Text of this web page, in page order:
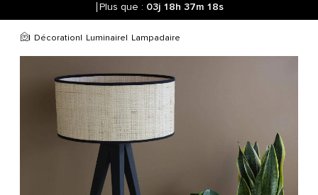
Plus que : 03j 18h 37m 18s
Décoration Luminaire Lampadaire